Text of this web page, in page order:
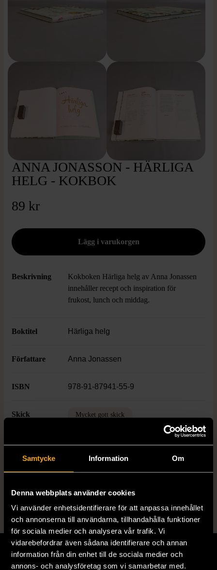
Samtycke Information Om
Denna webbplats använder cookies
Vi använder enhetsidentifierare för att anpassa innehållet
och annonserna till användarna, tillhandahålla funktioner
för sociala medier och analysera vår trafik. Vi
vidarebefordrar även sådana identifierare och annan
information från din enhet till de sociala medier och
annons- och analysföretag som vi samarbetar med.
ANNA JONASSON - HÄRLIGA
HELG - KOKBOK
89 kr
Beskrivning
Kokboken Härliga helg av Anna Jonassen
innehåller recept och inspiration för
frukost, lunch och middag.
Boktitel Härliga helg
Författare Anna Jonassen
ISBN 978-91-87941-55-9
Skick Mycket gott skick
Produkten är sparsamt använd, är av fin
kvalitet och ska inte ha några skador eller
förslitningar.